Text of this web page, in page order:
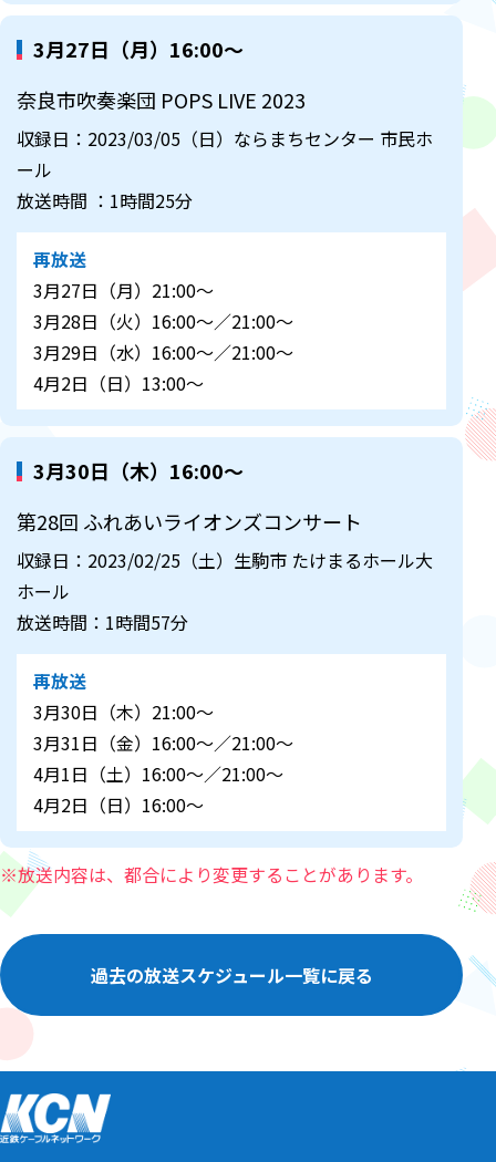
3月27日（月）16:00～
奈良市吹奏楽団 POPS LIVE 2023
収録日：2023/03/05（日）ならまちセンター 市民ホ
ール
放送時間 ：1時間25分
再放送
3月27日（月）21:00～
3月28日（火）16:00～／21:00～
3月29日（水）16:00～／21:00～
4月2日（日）13:00～
3月30日（木）16:00～
第28回 ふれあいライオンズコンサート
収録日：2023/02/25（土）生駒市 たけまるホール大
ホール
放送時間：1時間57分
再放送
3月30日（木）21:00～
3月31日（金）16:00～／21:00～
4月1日（土）16:00～／21:00～
4月2日（日）16:00～
※放送内容は、都合により変更することがあります。
過去の放送スケジュール一覧に戻る